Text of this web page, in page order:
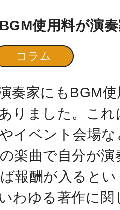
使用料が演
コラム
奏家にもBGM
りました。こ
イベント会場
楽曲で自分が
報酬が入ると
わゆる著作に